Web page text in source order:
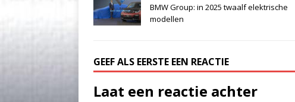
BMW Group: in 2025 twaalf elektrische
modellen
GEEF ALS EERSTE EEN REACTIE
Laat een reactie achter